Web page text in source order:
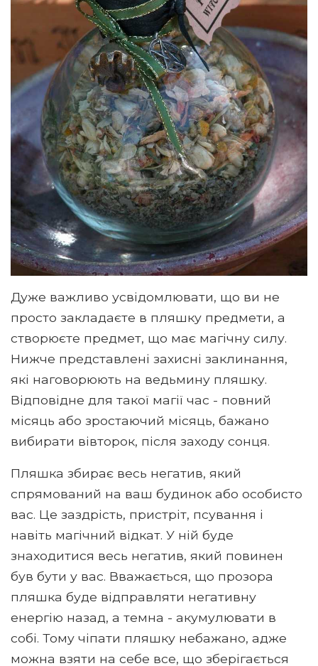
Дуже важливо усвідомлювати, що ви не
просто закладаєте в пляшку предмети, а
створюєте предмет, що має магічну силу.
Нижче представлені захисні заклинання,
які наговорюють на ведьмину пляшку.
Відповідне для такої магії час - повний
місяць або зростаючий місяць, бажано
вибирати вівторок, після заходу сонця.
Пляшка збирає весь негатив, який
спрямований на ваш будинок або особисто
вас. Це заздрість, пристріт, псування і
навіть магічний відкат. У ній буде
знаходитися весь негатив, який повинен
був бути у вас. Вважається, що прозора
пляшка буде відправляти негативну
енергію назад, а темна - акумулювати в
собі. Тому чіпати пляшку небажано, адже
можна взяти на себе все, що зберігається